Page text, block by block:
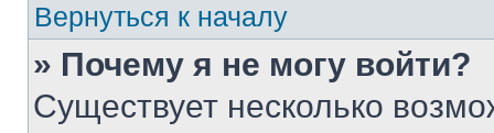
Вернуться к началу
» Почему я не могу войти?
Существует несколько